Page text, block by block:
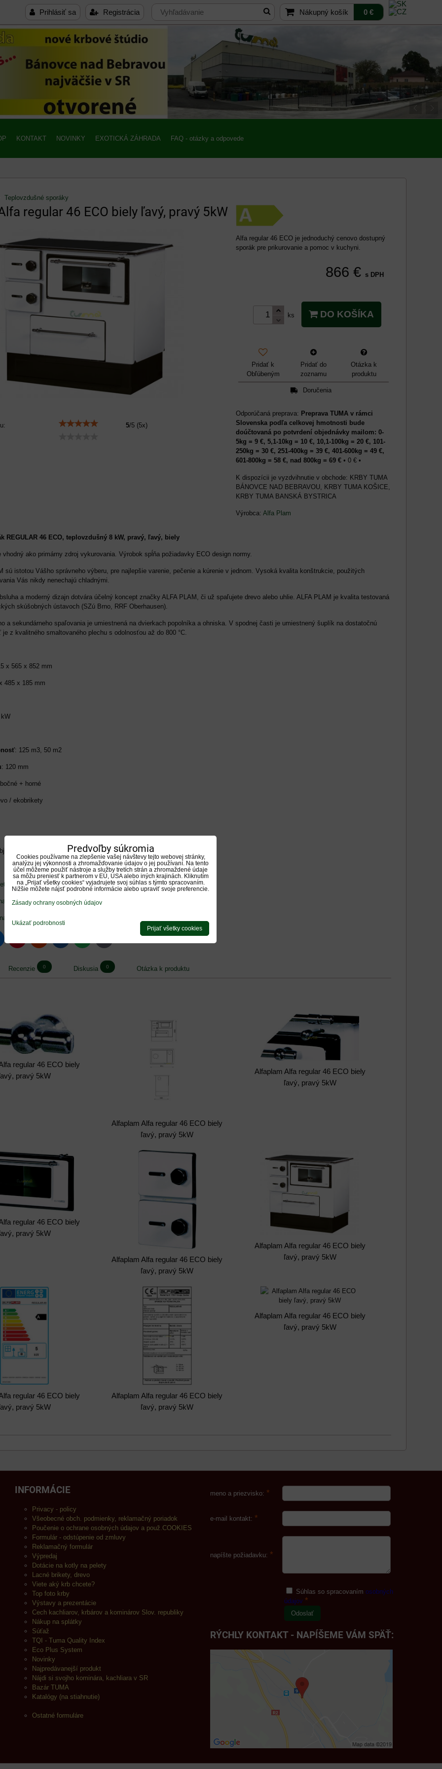
Prihlásiť sa Registrácia Nákupný košík 0 €
KONTAKT NOVINKY EXOTICKÁ ZÁHRADA FAQ - otázky a odpovede
Teplovzdušné sporáky
regular 46 ECO biely ľavý, pravý 5kW
5/5 (5x)
Alfa regular 46 ECO je jednoduchý cenovo dostupný
sporák pre prikurovanie a pomoc v kuchyni.
866 € s DPH
ks DO KOŠÍKA
Pridať k
Obľúbeným
Pridať do
zoznamu
Otázka k
produktu
Doručenia
Preprava TUMA v rámci
Slovenska podľa celkovej hmotnosti bude
doúčtovaná po potvrdení objednávky mailom: 0-
5kg = 9 €, 5,1-10kg = 10 €, 10,1-100kg = 20 €, 101-
250kg = 30 €, 251-400kg = 39 €, 401-600kg = 49 €,
601-800kg = 58 €, nad 800kg = 69 € • 0 € •
KRBY TUMA
BÁNOVCE NAD BEBRAVOU, KRBY TUMA KOŠICE,
KRBY TUMA BANSKÁ BYSTRICA
Výrobca: Alfa Plam
REGULAR 46 ECO, teplovzdušný 8 kW, pravý, ľavý, biely
vhodný ako primárny zdroj vykurovania. Výrobok spĺňa požiadavky ECO design normy.
sú istotou Vášho správneho výberu, pre najlepšie varenie, pečenie a kúrenie v jednom. Vysoká kvalita konštrukcie, použitých
Vás nikdy nenechajú chladnými.
a moderný dizajn dotvára účelný koncept značky ALFA PLAM, či už spaľujete drevo alebo uhlie. ALFA PLAM je kvalita testovaná
skúšobných ústavoch (SZú Brno, RRF Oberhausen).
a sekundárneho spaľovania je umiestnená na dvierkach popolníka a ohniska. V spodnej časti je umiestnený šuplík na dostatočnú
z kvalitného smaltovaného plechu s odolnosťou až do 800 °C.
x 565 x 852 mm
485 x 185 mm
: 125 m3, 50 m2
: 120 mm
+ horné
/ ekobrikety
do poznámky poznačte požadovanú verziu pravý, ľavý.
( na stiahnutie pdf)
stiahnutie pdf)
stiahnutie)
mail
Recenzie 0 Diskusia 0 Otázka k produktu
regular 46 ECO biely
pravý 5kW
Alfaplam Alfa regular 46 ECO biely
ľavý, pravý 5kW
Alfaplam Alfa regular 46 ECO biely
ľavý, pravý 5kW
regular 46 ECO biely
pravý 5kW
Alfaplam Alfa regular 46 ECO biely
ľavý, pravý 5kW
Alfaplam Alfa regular 46 ECO biely
ľavý, pravý 5kW
regular 46 ECO biely
pravý 5kW
Alfaplam Alfa regular 46 ECO biely
ľavý, pravý 5kW
Alfaplam Alfa regular 46 ECO biely
ľavý, pravý 5kW
INFORMÁCIE
Privacy - policy
Všeobecné obch. podmienky, reklamačný poriadok
Poučenie o ochrane osobných údajov a použ.COOKIES
Formulár - odstúpenie od zmluvy
Reklamačný formulár
Výpredaj
Dotácie na kotly na pelety
Lacné brikety, drevo
Viete aký krb chcete?
Top foto krby
Výstavy a prezentácie
Cech kachliarov, krbárov a kominárov Slov. republiky
Nákup na splátky
Súťaž
TQI - Tuma Quality Index
Eco Plus System
Novinky
Najpredávanejší produkt
Nájdi si svojho kominára, kachliara v SR
Bazár TUMA
Katalógy (na stiahnutie)
Ostatné formuláre
meno a priezvisko: *
e-mail kontakt: *
napíšte požiadavku: *
Súhlas so spracovanímosobných
údajov *
Odoslať
RÝCHLY KONTAKT - NAPÍŠEME VÁM SPÄŤ:
Predvoľby súkromia
Cookies používame na zlepšenie vašej návštevy tejto webovej stránky,
analýzu jej výkonnosti a zhromažďovanie údajov o jej používaní. Na tento
účel môžeme použiť nástroje a služby tretích strán a zhromaždené údaje
sa môžu preniesť k partnerom v EÚ, USA alebo iných krajinách. Kliknutím
na „Prijať všetky cookies“ vyjadrujete svoj súhlas s týmto spracovaním.
Nižšie môžete nájsť podrobné informácie alebo upraviť svoje preferencie.
Zásady ochrany osobných údajov
Ukázať podrobnosti
Prijať všetky cookies